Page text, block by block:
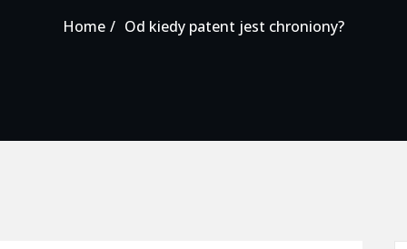
Home Od kiedy patent jest chroniony?